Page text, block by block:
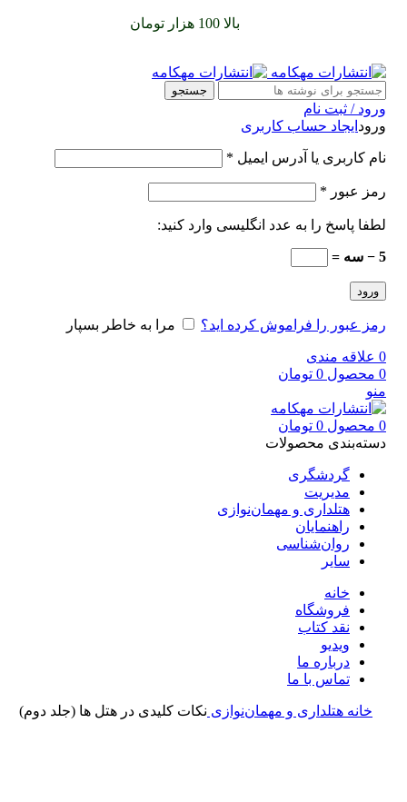
بالا 100 هزار تومان
جستجو
ورود / ثبت نام
ورود ایجاد حساب کاربری
نام کاربری یا آدرس ایمیل *
رمز عبور *
لطفا پاسخ را به عدد انگلیسی وارد کنید:
5 − سه =
ورود
رمز عبور را فراموش کرده اید؟ مرا به خاطر بسپار
0 علاقه مندی
0 محصول 0 تومان
منو
0 محصول 0 تومان
دسته‌بندی محصولات
گردشگری
مدیریت
هتلداری و مهمان‌نوازی
راهنمایان
روان‌شناسی
سایر
خانه
فروشگاه
نقد کتاب
ویدیو
درباره‌ ما
تماس با ما
خانه هتلداری و مهمان‌نوازی نکات کلیدی در هتل ها (جلد دوم)